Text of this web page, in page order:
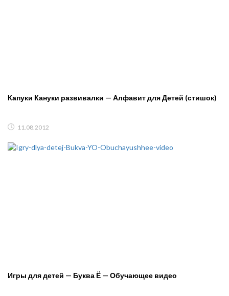
Капуки Кануки развивалки — Алфавит для Детей (стишок)
11.08.2012
Игры для детей — Буква Ё — Обучающее видео